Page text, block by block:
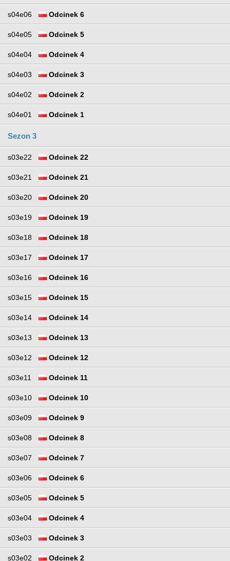
s04e06 Odcinek 6
s04e05 Odcinek 5
s04e04 Odcinek 4
s04e03 Odcinek 3
s04e02 Odcinek 2
s04e01 Odcinek 1
Sezon 3
s03e22 Odcinek 22
s03e21 Odcinek 21
s03e20 Odcinek 20
s03e19 Odcinek 19
s03e18 Odcinek 18
s03e17 Odcinek 17
s03e16 Odcinek 16
s03e15 Odcinek 15
s03e14 Odcinek 14
s03e13 Odcinek 13
s03e12 Odcinek 12
s03e11 Odcinek 11
s03e10 Odcinek 10
s03e09 Odcinek 9
s03e08 Odcinek 8
s03e07 Odcinek 7
s03e06 Odcinek 6
s03e05 Odcinek 5
s03e04 Odcinek 4
s03e03 Odcinek 3
s03e02 Odcinek 2